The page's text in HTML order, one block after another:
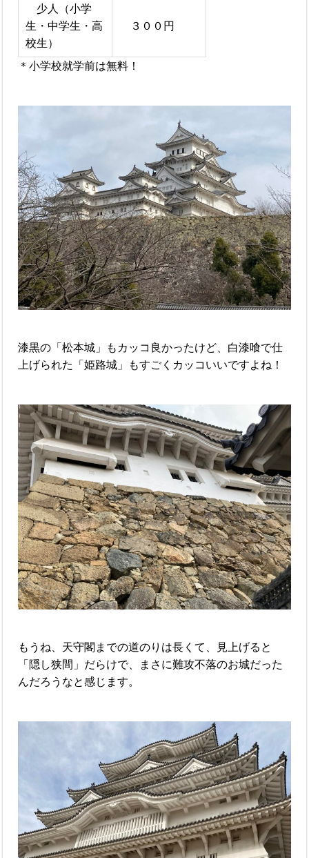
少人（小学
生・中学生・高
校生）
３００円
＊小学校就学前は無料！
漆黒の「松本城」もカッコ良かったけど、白漆喰で仕
上げられた「姫路城」もすごくカッコいいですよね！
もうね、天守閣までの道のりは長くて、見上げると
「隠し狭間」だらけで、まさに難攻不落のお城だった
んだろうなと感じます。